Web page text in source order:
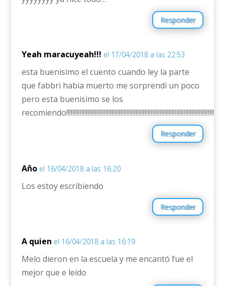
Responder
Yeah maracuyeah!!! el 17/04/2018 a las 22:53
esta buenisimo el cuento cuando ley la parte
que fabbri habia muerto me sorprendi un poco
pero esta buenisimo se los
Responder
Año el 16/04/2018 a las 16:20
Los estoy escribiendo
Responder
A quien el 16/04/2018 a las 16:19
Melo dieron en la escuela y me encantó fue el
mejor que e leído